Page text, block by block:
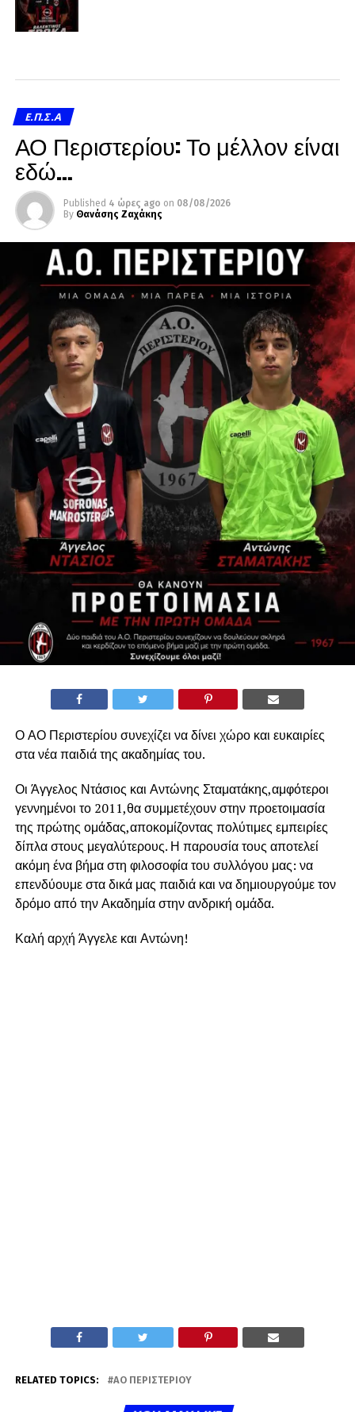
Ε.Π.Σ.Α
ΑΟ Περιστερίου: Το μέλλον είναι
εδώ…
Published 4 ώρες ago on 08/08/2026
By Θανάσης Ζαχάκης
Ο ΑΟ Περιστερίου συνεχίζει να δίνει χώρο και ευκαιρίες
στα νέα παιδιά της ακαδημίας του.
Οι Άγγελος Ντάσιος και Αντώνης Σταματάκης,αμφότεροι
γεννημένοι το 2011,θα συμμετέχουν στην προετοιμασία
της πρώτης ομάδας,αποκομίζοντας πολύτιμες εμπειρίες
δίπλα στους μεγαλύτερους. Η παρουσία τους αποτελεί
ακόμη ένα βήμα στη φιλοσοφία του συλλόγου μας: να
επενδύουμε στα δικά μας παιδιά και να δημιουργούμε τον
δρόμο από την Ακαδημία στην ανδρική ομάδα.
Καλή αρχή Άγγελε και Αντώνη!
RELATED TOPICS: ΑΟ ΠΕΡΙΣΤΕΡΊΟΥ